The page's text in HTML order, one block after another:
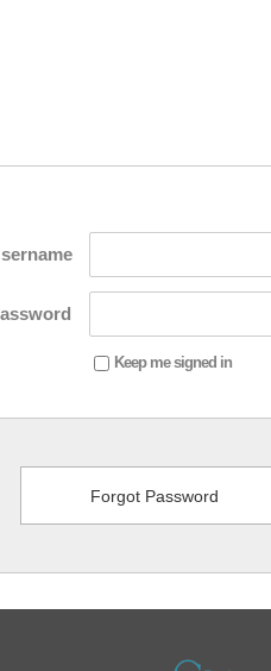
Keep me signed in
Forgot Password